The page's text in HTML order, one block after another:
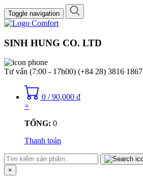
Toggle navigation
SINH HUNG CO. LTD
Tư vấn (7:00 - 17h00) (+84 28) 3816 1867
0 / 90,000 ₫
×
TỔNG: 0
Thanh toán
×